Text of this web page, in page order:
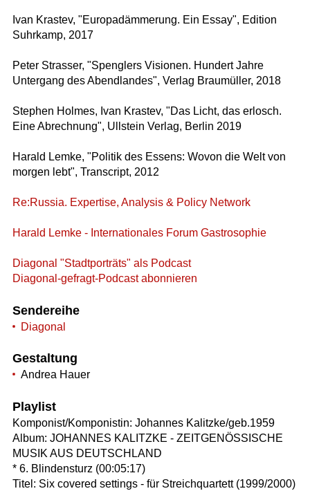
Ivan Krastev, "Europadämmerung. Ein Essay", Edition
Suhrkamp, 2017
Peter Strasser, "Spenglers Visionen. Hundert Jahre
Untergang des Abendlandes", Verlag Braumüller, 2018
Stephen Holmes, Ivan Krastev, "Das Licht, das erlosch.
Eine Abrechnung", Ullstein Verlag, Berlin 2019
Harald Lemke, "Politik des Essens: Wovon die Welt von
morgen lebt", Transcript, 2012
Re:Russia. Expertise, Analysis & Policy Network
Harald Lemke - Internationales Forum Gastrosophie
Diagonal "Stadtporträts" als Podcast
Diagonal-gefragt-Podcast abonnieren
Sendereihe
Diagonal
Gestaltung
Andrea Hauer
Playlist
Komponist/Komponistin: Johannes Kalitzke/geb.1959
Album: JOHANNES KALITZKE - ZEITGENÖSSISCHE
MUSIK AUS DEUTSCHLAND
* 6. Blindensturz (00:05:17)
Titel: Six covered settings - für Streichquartett (1999/2000)